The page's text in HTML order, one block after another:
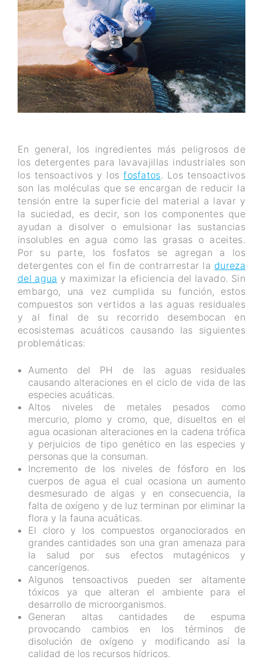
En general, los ingredientes más peligrosos de
los detergentes para lavavajillas industriales son
los tensoactivos y losfosfatos. Los tensoactivos
son las moléculas que se encargan de reducir la
tensión entre la superficie del material a lavar y
la suciedad, es decir, son los componentes que
ayudan a disolver o emulsionar las sustancias
insolubles en agua como las grasas o aceites.
Por su parte, los fosfatos se agregan a los
detergentes con el fin de contrarrestar la dureza
del agua y maximizar la eficiencia del lavado. Sin
embargo, una vez cumplida su función, estos
compuestos son vertidos a las aguas residuales
y al final de su recorrido desembocan en
ecosistemas acuáticos causando las siguientes
problemáticas:
Aumento del PH de las aguas residuales
causando alteraciones en el ciclo de vida de las
especies acuáticas.
Altos niveles de metales pesados como
mercurio, plomo y cromo, que, disueltos en el
agua ocasionan alteraciones en la cadena trófica
y perjuicios de tipo genético en las especies y
personas que la consuman.
Incremento de los niveles de fósforo en los
cuerpos de agua el cual ocasiona un aumento
desmesurado de algas y en consecuencia, la
falta de oxígeno y de luz terminan por eliminar la
flora y la fauna acuáticas.
El cloro y los compuestos organoclorados en
grandes cantidades son una gran amenaza para
la salud por sus efectos mutagénicos y
cancerígenos.
Algunos tensoactivos pueden ser altamente
tóxicos ya que alteran el ambiente para el
desarrollo de microorganismos.
Generan altas cantidades de espuma
provocando cambios en los términos de
disolución de oxígeno y modificando así la
calidad de los recursos hídricos.